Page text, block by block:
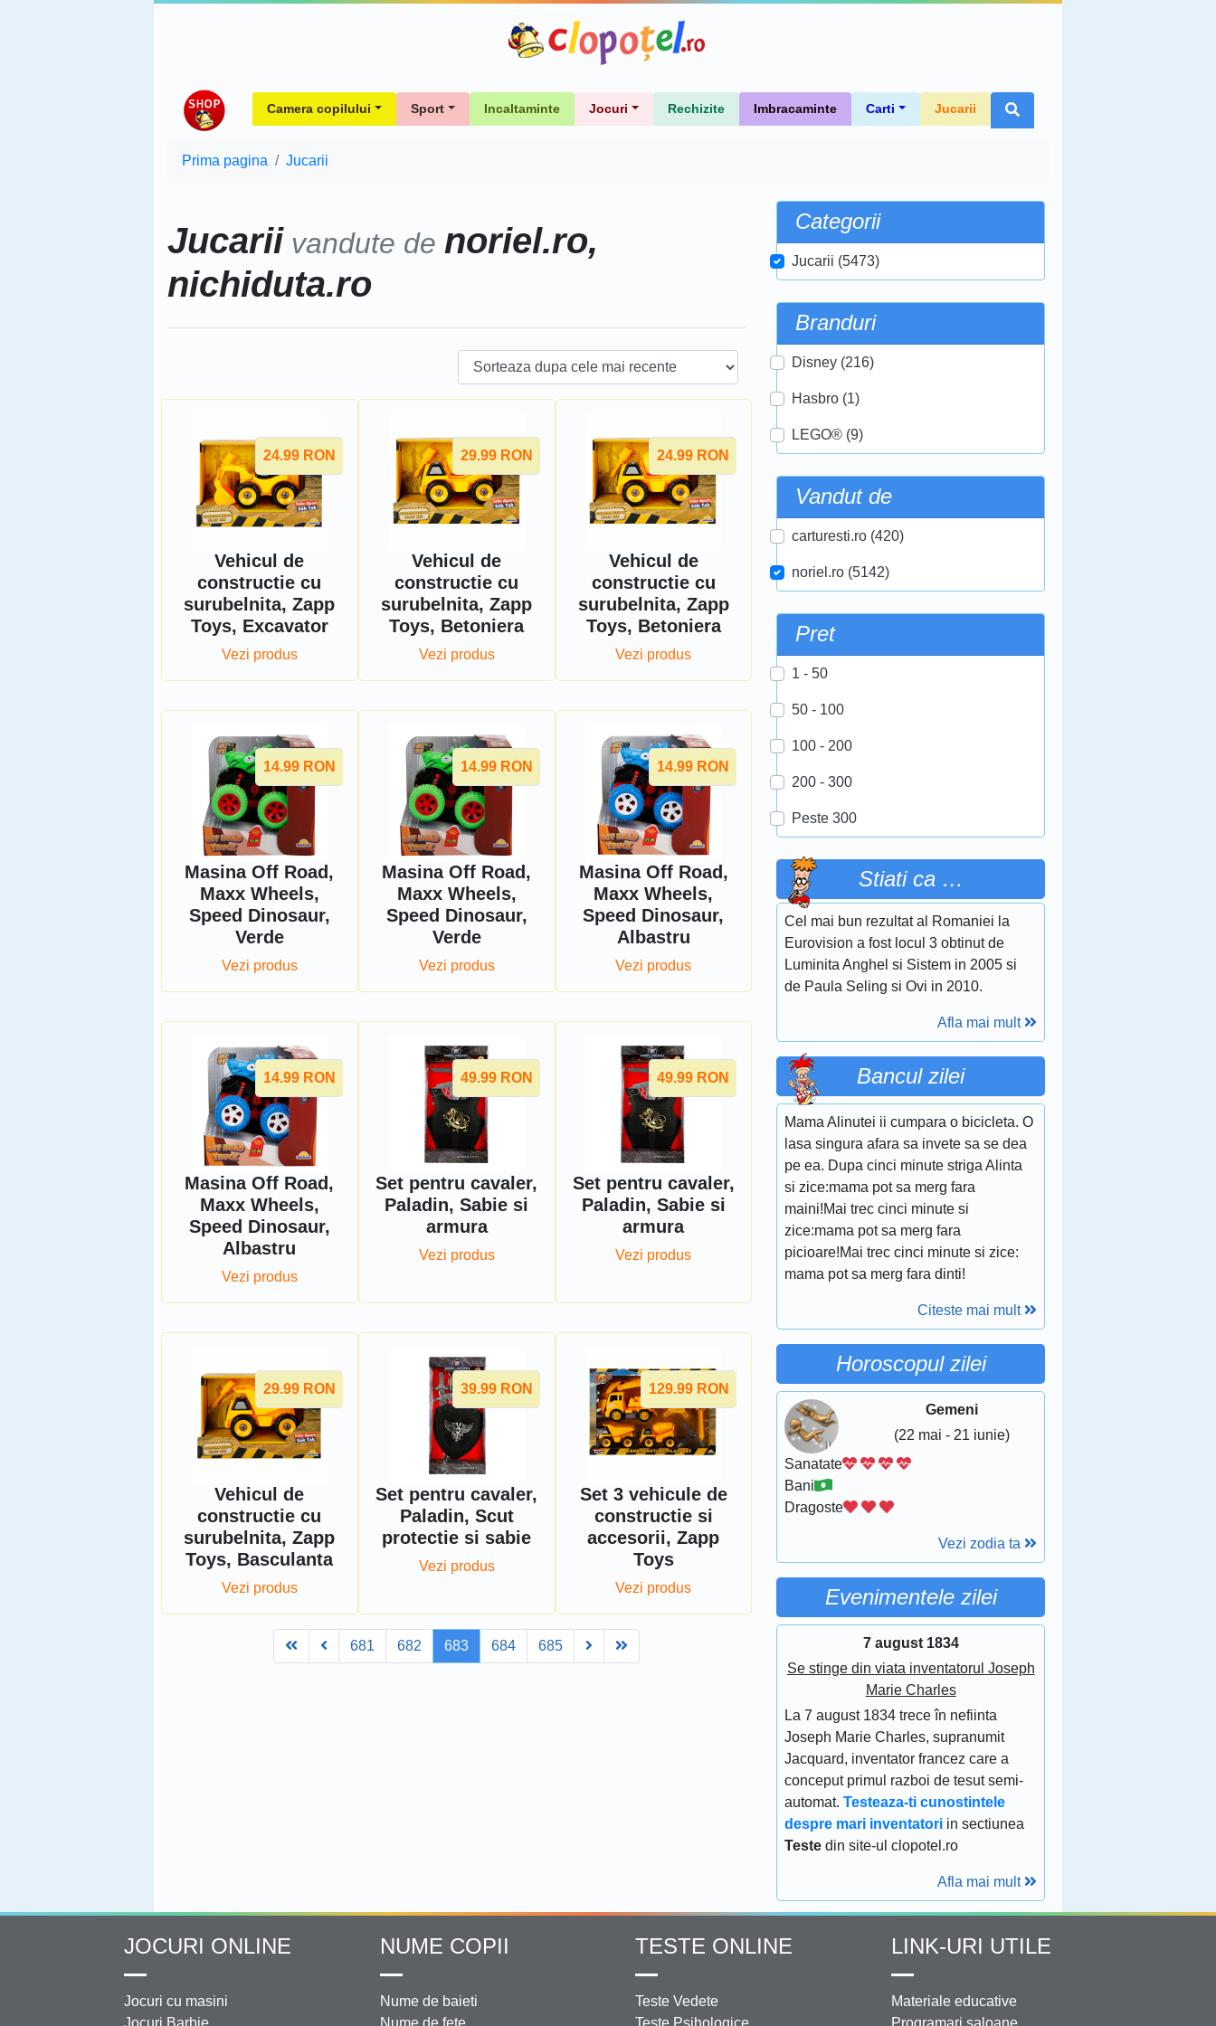
Camera copilului Sport Incaltaminte Jocuri Rechizite Imbracaminte Carti Jucarii
Prima pagina Jucarii
Jucarii vandute de noriel.ro,
nichiduta.ro
24.99 RON
Vehicul de
constructie cu
surubelnita, Zapp
Toys, Excavator
Vezi produs
29.99 RON
Vehicul de
constructie cu
surubelnita, Zapp
Toys, Betoniera
Vezi produs
24.99 RON
Vehicul de
constructie cu
surubelnita, Zapp
Toys, Betoniera
Vezi produs
14.99 RON
Masina Off Road,
Maxx Wheels,
Speed ​​Dinosaur,
Verde
Vezi produs
14.99 RON
Masina Off Road,
Maxx Wheels,
Speed ​​Dinosaur,
Verde
Vezi produs
14.99 RON
Masina Off Road,
Maxx Wheels,
Speed ​​Dinosaur,
Albastru
Vezi produs
14.99 RON
Masina Off Road,
Maxx Wheels,
Speed ​​Dinosaur,
Albastru
Vezi produs
49.99 RON
Set pentru cavaler,
Paladin, Sabie si
armura
Vezi produs
49.99 RON
Set pentru cavaler,
Paladin, Sabie si
armura
Vezi produs
29.99 RON
Vehicul de
constructie cu
surubelnita, Zapp
Toys, Basculanta
Vezi produs
39.99 RON
Set pentru cavaler,
Paladin, Scut
protectie si sabie
Vezi produs
129.99 RON
Set 3 vehicule de
constructie si
accesorii, Zapp
Toys
Vezi produs
FirstPrev681 682 683 684 685 Next
Categorii
Jucarii (5473)
Branduri
Disney (216)
Hasbro (1)
LEGO® (9)
Vandut de
carturesti.ro (420)
noriel.ro (5142)
Pret
1 - 50
50 - 100
100 - 200
200 - 300
Peste 300
Stiati ca …
Cel mai bun rezultat al Romaniei la
Eurovision a fost locul 3 obtinut de
Luminita Anghel si Sistem in 2005 si
de Paula Seling si Ovi in 2010.
Afla mai mult
Bancul zilei
Mama Alinutei ii cumpara o bicicleta. O
lasa singura afara sa invete sa se dea
pe ea. Dupa cinci minute striga Alinta
si zice:mama pot sa merg fara
maini!Mai trec cinci minute si
zice:mama pot sa merg fara
picioare!Mai trec cinci minute si zice:
mama pot sa merg fara dinti!
Citeste mai mult
Horoscopul zilei
Gemeni
(22 mai - 21 iunie)
Sanatate
Bani
Dragoste
Vezi zodia ta
Evenimentele zilei
7 august 1834
Se stinge din viata inventatorul Joseph
Marie Charles
La 7 august 1834 trece în nefiinta
Joseph Marie Charles, supranumit
Jacquard, inventator francez care a
conceput primul razboi de tesut semi-
automat.Testeaza-ti cunostintele
despre mari inventatori in sectiunea
Teste din site-ul clopotel.ro
Afla mai mult
JOCURI ONLINE
Jocuri cu masini
Jocuri Barbie
NUME COPII
Nume de baieti
Nume de fete
TESTE ONLINE
Teste Vedete
Teste Psihologice
LINK-URI UTILE
Materiale educative
Programari saloane